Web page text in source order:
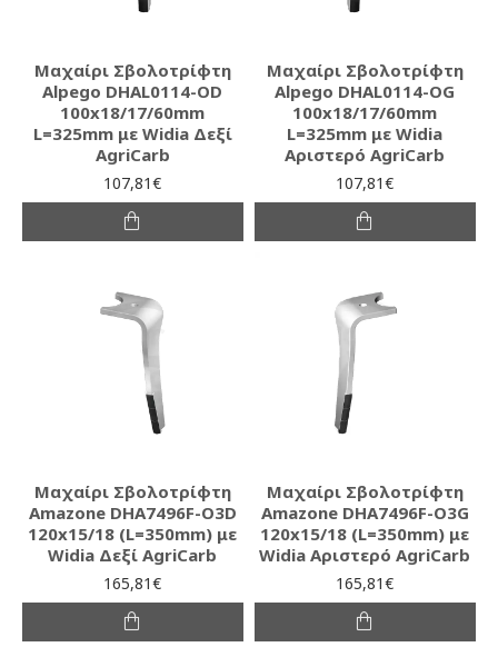
Μαχαίρι Σβολοτρίφτη
Alpego DHAL0114-OD
100x18/17/60mm
L=325mm με Widia Δεξί
AgriCarb
107,81€
Μαχαίρι Σβολοτρίφτη
Alpego DHAL0114-OG
100x18/17/60mm
L=325mm με Widia
Αριστερό AgriCarb
107,81€
Μαχαίρι Σβολοτρίφτη
Amazone DHA7496F-O3D
120x15/18 (L=350mm) με
Widia Δεξί AgriCarb
165,81€
Μαχαίρι Σβολοτρίφτη
Amazone DHA7496F-O3G
120x15/18 (L=350mm) με
Widia Αριστερό AgriCarb
165,81€